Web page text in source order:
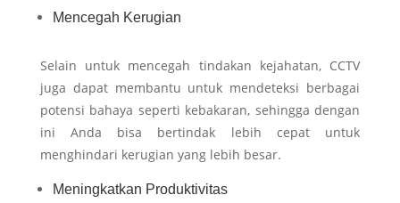
Mencegah Kerugian
Selain untuk mencegah tindakan kejahatan, CCTV
juga dapat membantu untuk mendeteksi berbagai
potensi bahaya seperti kebakaran, sehingga dengan
ini Anda bisa bertindak lebih cepat untuk
menghindari kerugian yang lebih besar.
Meningkatkan Produktivitas